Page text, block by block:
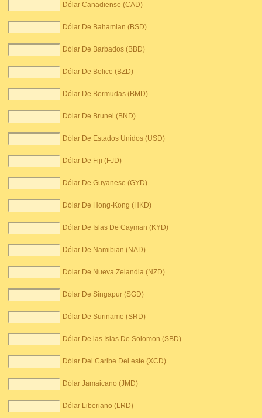
Dólar Canadiense (CAD)
Dólar De Bahamian (BSD)
Dólar De Barbados (BBD)
Dólar De Belice (BZD)
Dólar De Bermudas (BMD)
Dólar De Brunei (BND)
Dólar De Estados Unidos (USD)
Dólar De Fiji (FJD)
Dólar De Guyanese (GYD)
Dólar De Hong-Kong (HKD)
Dólar De Islas De Cayman (KYD)
Dólar De Namibian (NAD)
Dólar De Nueva Zelandia (NZD)
Dólar De Singapur (SGD)
Dólar De Suriname (SRD)
Dólar De las Islas De Solomon (SBD)
Dólar Del Caribe Del este (XCD)
Dólar Jamaicano (JMD)
Dólar Liberiano (LRD)